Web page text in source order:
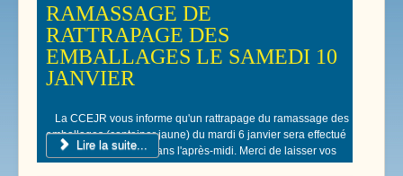
RAMASSAGE DE
RATTRAPAGE DES
EMBALLAGES LE SAMEDI 10
JANVIER
La CCEJR vous informe qu'un rattrapage du ramassage des
emballages (container jaune) du mardi 6 janvier sera effectué
le samedi 10 Janvier dans l'après-midi. Merci de laisser vos
poubelles jaunes devant votre domicile.
Lire la suite...